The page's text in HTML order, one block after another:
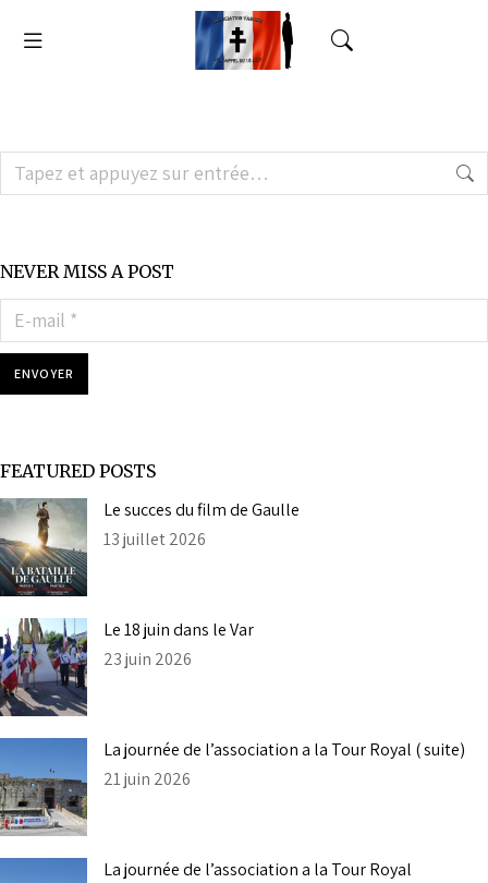
NEVER MISS A POST
E-mail *
ENVOYER
FEATURED POSTS
Le succes du film de Gaulle
13 juillet 2026
Le 18 juin dans le Var
23 juin 2026
La journée de l’association a la Tour Royal ( suite)
21 juin 2026
La journée de l’association a la Tour Royal